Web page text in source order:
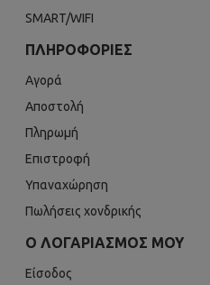
SMART/WIFI
ΠΛΗΡΟΦΟΡΊΕΣ
Αγορά
Αποστολή
Πληρωμή
Επιστροφή
Υπαναχώρηση
Πωλήσεις χονδρικής
Ο ΛΟΓΑΡΙΑΣΜΌΣ ΜΟΥ
Είσοδος